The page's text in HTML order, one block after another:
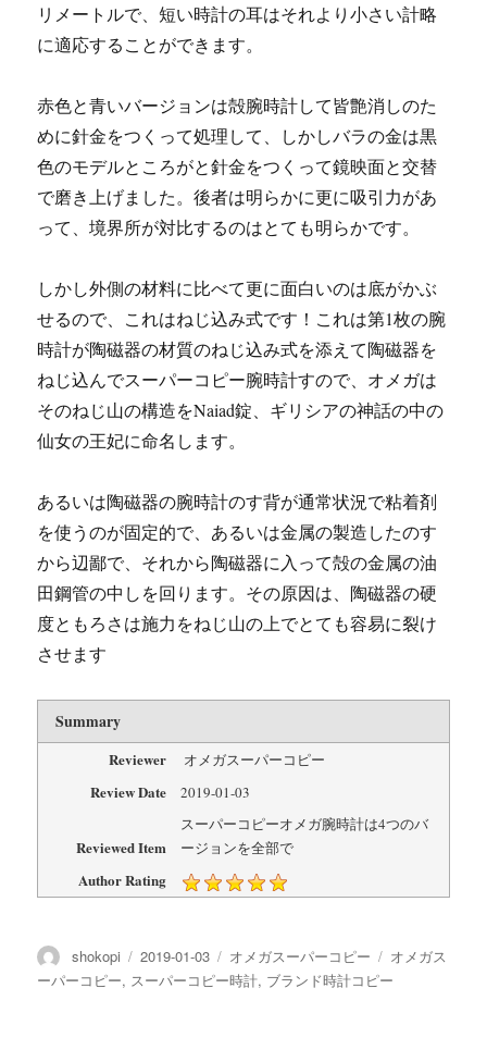
リメートルで、短い時計の耳はそれより小さい計略
に適応することができます。
赤色と青いバージョンは殻腕時計して皆艶消しのた
めに針金をつくって処理して、しかしバラの金は黒
色のモデルところがと針金をつくって鏡映面と交替
で磨き上げました。後者は明らかに更に吸引力があ
って、境界所が対比するのはとても明らかです。
しかし外側の材料に比べて更に面白いのは底がかぶ
せるので、これはねじ込み式です！これは第1枚の腕
時計が陶磁器の材質のねじ込み式を添えて陶磁器を
ねじ込んでスーパーコピー腕時計すので、オメガは
そのねじ山の構造をNaiad錠、ギリシアの神話の中の
仙女の王妃に命名します。
あるいは陶磁器の腕時計のす背が通常状況で粘着剤
を使うのが固定的で、あるいは金属の製造したのす
から辺鄙で、それから陶磁器に入って殻の金属の油
田鋼管の中しを回ります。その原因は、陶磁器の硬
度ともろさは施力をねじ山の上でとても容易に裂け
させます
Summary
Reviewer オメガスーパーコピー
Review Date 2019-01-03
Reviewed Item
スーパーコピーオメガ腕時計は4つのバ
ージョンを全部で
Author Rating
投
稿
shokopi
投
稿
2019-01-03
カ
テ
オメガスーパーコピー
タ
グ
オメガス
ーパーコピー, スーパーコピー時計, ブランド時計コピー